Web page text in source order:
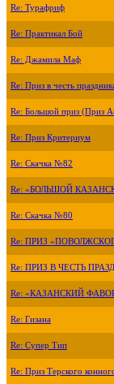
Re: Турафриф
Re: Практикал Бой
Re: Джамила Маф
Re: Приз в честь
Re: Большой приз (Приз
Re: Приз Критериум
Re: Скачка №82
Re: «БОЛЬШОЙ
Re: Скачка №80
Re: ПРИЗ
Re: ПРИЗ В ЧЕСТЬ
Re: «КАЗАНСКИЙ
Re: Гизана
Re: Супер Тип
Re: Приз Терского